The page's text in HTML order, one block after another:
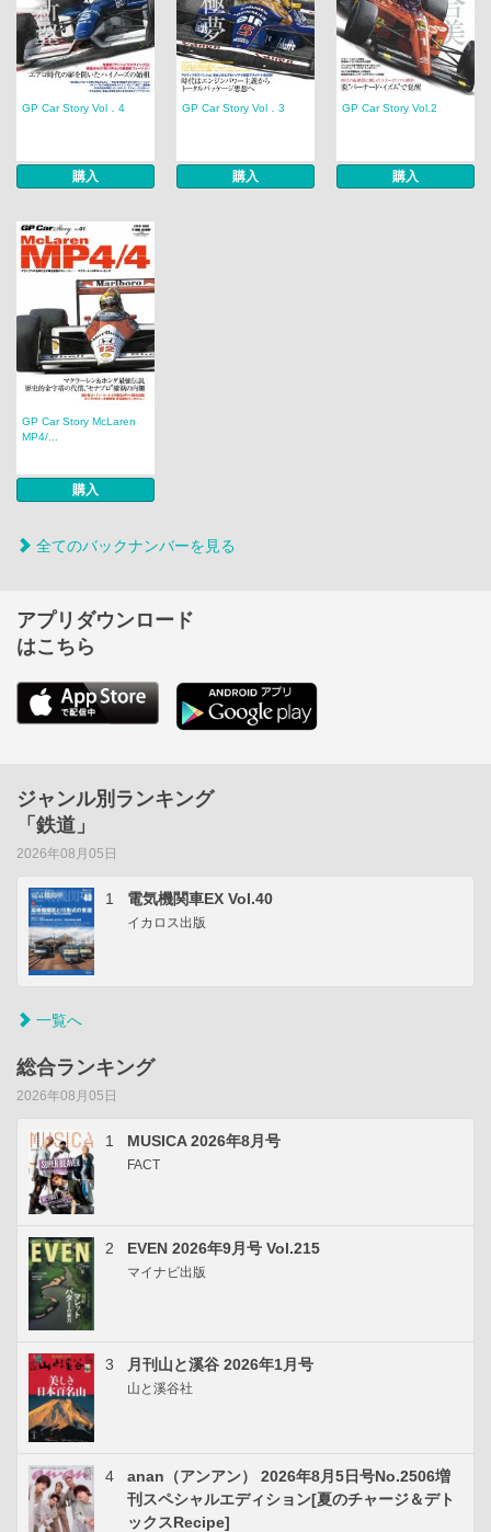
GP Car Story Vol．4
購入
GP Car Story Vol．3
購入
GP Car Story Vol.2
購入
GP Car Story McLaren
MP4/...
購入
全てのバックナンバーを見る
アプリダウンロード
はこちら
ジャンル別ランキング
「鉄道」
2026年08月05日
1 電気機関車EX Vol.40
イカロス出版
一覧へ
総合ランキング
2026年08月05日
1 MUSICA 2026年8月号
FACT
2 EVEN 2026年9月号 Vol.215
マイナビ出版
3 月刊山と溪谷 2026年1月号
山と溪谷社
4
anan（アンアン） 2026年8月5日号No.2506増
刊スペシャルエディション[夏のチャージ＆デト
ックスRecipe]